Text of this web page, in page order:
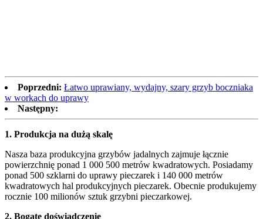
Poprzedni: Łatwo uprawiany, wydajny, szary grzyb boczniaka
w workach do uprawy
Następny:
1. Produkcja na dużą skalę
Nasza baza produkcyjna grzybów jadalnych zajmuje łącznie
powierzchnię ponad 1 000 500 metrów kwadratowych. Posiadamy
ponad 500 szklarni do uprawy pieczarek i 140 000 metrów
kwadratowych hal produkcyjnych pieczarek. Obecnie produkujemy
rocznie 100 milionów sztuk grzybni pieczarkowej.
2. Bogate doświadczenie